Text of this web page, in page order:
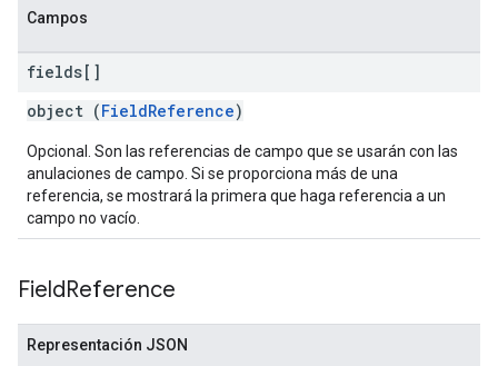
Campos
fields[]
object (FieldReference)
Opcional. Son las referencias de campo que se usarán con las
anulaciones de campo. Si se proporciona más de una
referencia, se mostrará la primera que haga referencia a un
campo no vacío.
FieldReference
Representación JSON